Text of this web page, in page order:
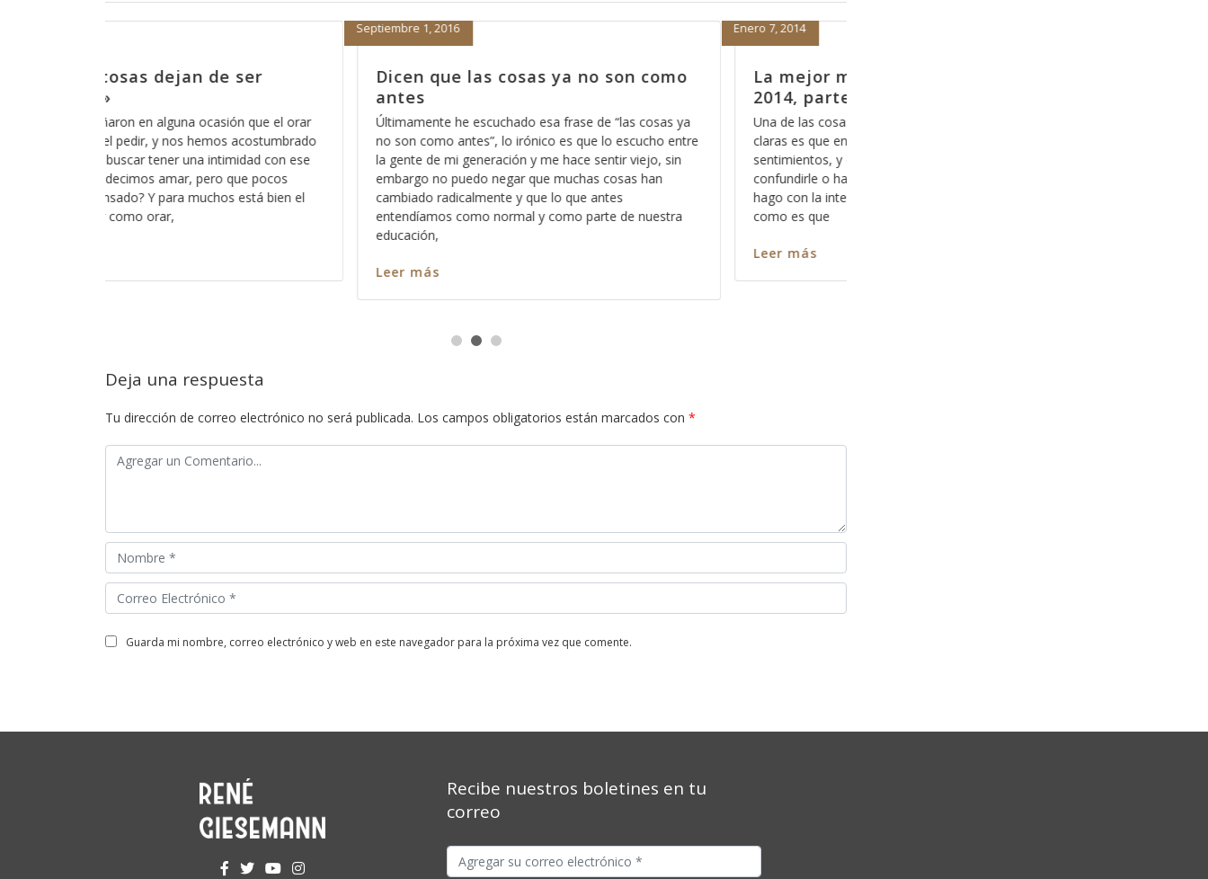
Dicen que las cosas ya no son como
Últimamente he escuchado esa frase de “las cosas ya
no son como antes”, lo irónico es que lo escucho entre
la gente de mi generación y me hace sentir viejo, sin
embargo no puedo negar que muchas cosas han
cambiado radicalmente y que lo que antes
entendíamos como normal y como parte de nuestra
La mejor manera de empezar el
Una de las cosas que nos deben de quedar mas que
claras es que en el Reino de los Cielos no caben los
sentimientos, y esto no se lo digo con el afán de
confundirle o hacerle sentir mal, por el contrario, lo
hago con la intención de que aprenda a dimensionar
como es que
Deja una respuesta
Tu dirección de correo electrónico no será publicada. Los campos obligatorios están marcados con *
guarda mi nombre, correo electrónico y web en este navegador para la próxima vez que comente.
Recibe nuestros boletines en tu
correo